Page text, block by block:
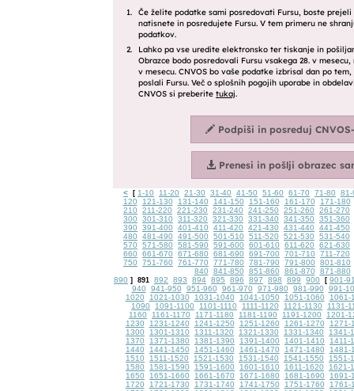
< [ 1-10 11-20 21-30 31-40 41-50 51-60 61-70 71-80
81-
120
121-130 131-140 141-150 151-160 161-170
171-180
210
211-220 221-230 231-240 241-250 251-260
261-270
300
301-310 311-320 321-330 331-340 341-350
351-360
390
391-400 401-410 411-420 421-430 431-440
441-450
480
481-490 491-500 501-510 511-520 521-530
531-540
570
571-580 581-590 591-600 601-610 611-620
621-630
660
661-670 671-680 681-690 691-700 701-710
711-720
750
751-760 761-770 771-780 781-790 791-800
801-810
840
841-850 851-860 861-870
871-880
890 ] 891 892 893 894 895 896 897 898 899 900 [ 901-
940
941-950 951-960 961-970 971-980 981-990
991-
1020
1021-1030 1031-1040 1041-1050 1051-1060
1061-
1090
1091-1100 1101-1110 1111-1120 1121-1130
1131-
1160
1161-1170 1171-1180 1181-1190 1191-1200
1201-
1230
1231-1240 1241-1250 1251-1260 1261-1270
1271-
1300
1301-1310 1311-1320 1321-1330 1331-1340
1341-
1370
1371-1380 1381-1390 1391-1400 1401-1410
1411-
1440
1441-1450 1451-1460 1461-1470 1471-1480
1481-
1510
1511-1520 1521-1530 1531-1540 1541-1550
1551-
1580
1581-1590 1591-1600 1601-1610 1611-1620
1621-
1650
1651-1660 1661-1670 1671-1680 1681-1690
1691-
1720
1721-1730 1731-1740 1741-1750 1751-1760
1761-